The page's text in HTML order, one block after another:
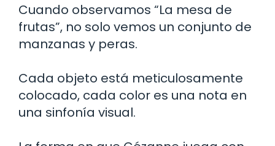
Cuando observamos “La mesa de
frutas”, no solo vemos un conjunto de
manzanas y peras.
Cada objeto está meticulosamente
colocado, cada color es una nota en
una sinfonía visual.